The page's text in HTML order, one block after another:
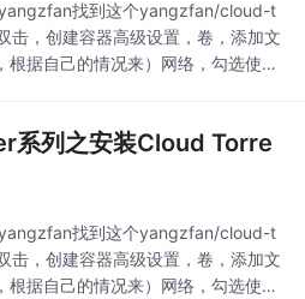
找到这个yangzfan/cloud-t
击，创建容器高级设置，卷，添加文
据自己的情况来）网络，勾选使用
系列之安装Cloud Torre
找到这个yangzfan/cloud-t
击，创建容器高级设置，卷，添加文
据自己的情况来）网络，勾选使用